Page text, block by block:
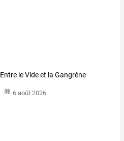
Entre le Vide et la Gangrène
6 août 2026